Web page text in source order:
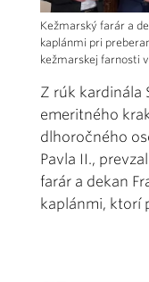
Kežmarský farár a
kaplánmi pri
kežmarskej farnosti
Z rúk kardinála
emeritného
dlhoročného
Pavla II.,
farár a dekan
kaplánmi, ktorí